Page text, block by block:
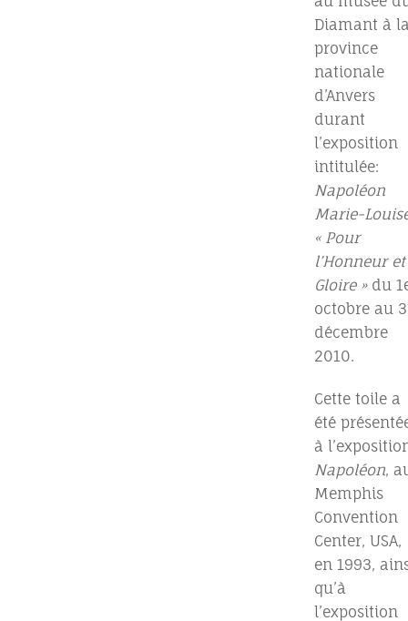
Diamant à
province
nationale
d’Anvers
durant
l’exposition
intitulée:
Napoléon
Marie-
« Pour
l’Honneur
Gloire »du
octobre au
décembre
2010.
Cette toile a
été
à
Napoléon,
Memphis
Convention
Center, USA,
en 1993,
qu’à
l’exposition